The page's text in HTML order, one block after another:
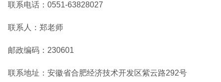
联系电话：0551-63828027
联系人：郑老师
邮政编码：230601
联系地址：安徽省合肥经济技术开发区紫云路292号